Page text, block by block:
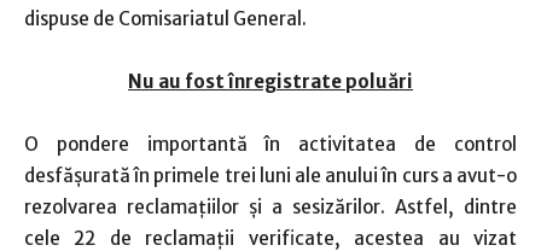
dispuse de Comisariatul General.
Nu au fost înregistrate poluări
O pondere importantă în activitatea de control
desfăşurată în primele trei luni ale anului în curs a avut-o
rezolvarea reclamaţiilor şi a sesizărilor. Astfel, dintre
cele 22 de reclamaţii verificate, acestea au vizat